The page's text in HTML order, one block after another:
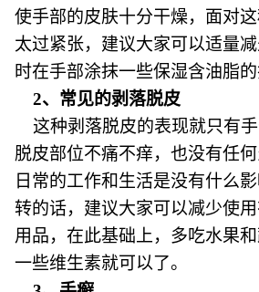
使手部的皮肤十分干燥，面对
太过紧张，建议大家可以适量
时在手部涂抹一些保湿含油脂的
2、常见的剥落脱皮
这种剥落脱皮的表现就只有
脱皮部位不痛不痒，也没有任
日常的工作和生活是没有什么
转的话，建议大家可以减少使
用品，在此基础上，多吃水果
一些维生素就可以了。